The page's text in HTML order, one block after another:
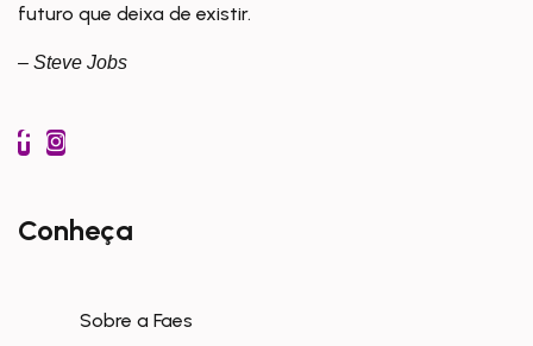
futuro que deixa de existir.
– Steve Jobs
Conheça
Sobre a Faes